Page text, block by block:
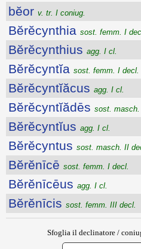
bĕor v. tr. I coniug.
Bĕrĕcynthia sost. femm. I
Bĕrĕcynthius agg. I cl.
Bĕrĕcyntĭa sost. femm. I decl.
Bĕrĕcyntĭăcus agg. I cl.
Bĕrĕcyntĭădēs sost. masch.
Bĕrĕcyntĭus agg. I cl.
Bĕrĕcyntus sost. masch. II
Bĕrĕnīcē sost. femm. I decl.
Bĕrĕnīcēus agg. I cl.
Bĕrĕnīcis sost. femm. III decl.
Sfoglia il declinatore /